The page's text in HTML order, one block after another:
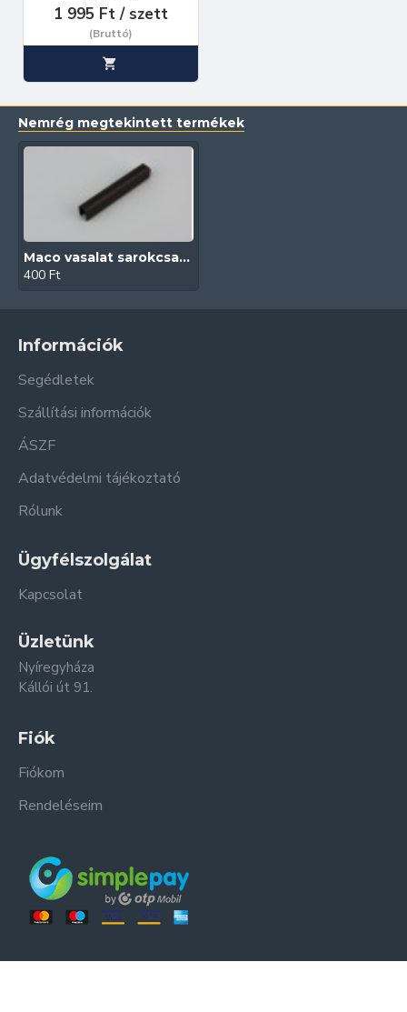
1 995 Ft / szett
(Bruttó)
Nemrég megtekintett termékek
Maco vasalat sarokcsapágypánt takaró (Barna)
400 Ft
Információk
Segédletek
Szállítási információk
ÁSZF
Adatvédelmi tájékoztató
Rólunk
Ügyfélszolgálat
Kapcsolat
Üzletünk
Nyíregyháza
Kállói út 91.
Fiók
Fiókom
Rendeléseim